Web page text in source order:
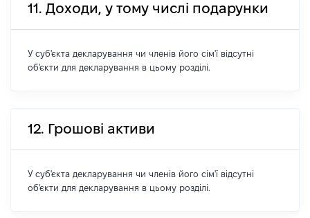
11. Доходи, у тому числі подарунки
У суб'єкта декларування чи членів його сім'ї відсутні
об'єкти для декларування в цьому розділі.
12. Грошові активи
У суб'єкта декларування чи членів його сім'ї відсутні
об'єкти для декларування в цьому розділі.